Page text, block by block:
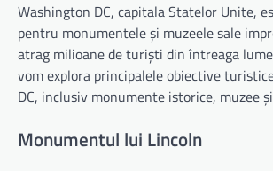
Washington DC, capitala Statelor Unite,
pentru monumentele și muzeele sale
atrag milioane de turiști din întreaga
vom explora principalele obiective
DC, inclusiv monumente istorice, muzee
Monumentul lui Lincoln